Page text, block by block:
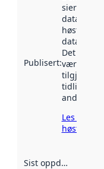
Publisert:
sier når
datasettet
høstet av
Det kan ha
vært
tilgjengelig
tidligere
andre
Les mer om
høsting her
Sist oppdatert